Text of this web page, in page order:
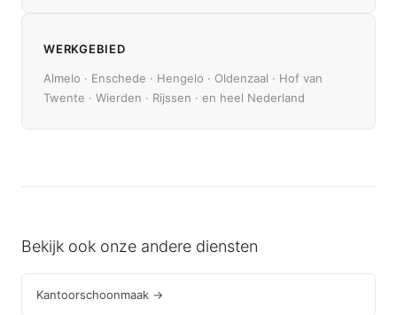
WERKGEBIED
Almelo · Enschede · Hengelo · Oldenzaal · Hof van
Twente · Wierden · Rijssen · en heel Nederland
Bekijk ook onze andere diensten
Kantoorschoonmaak →